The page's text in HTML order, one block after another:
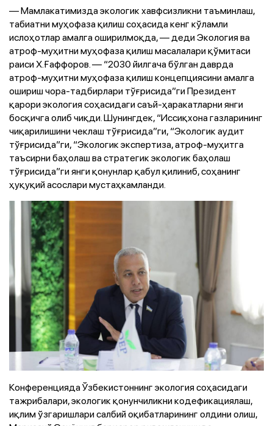
— Мамлакатимизда экологик хавфсизликни таъминлаш,
табиатни муҳофаза қилиш соҳасида кенг кўламли
ислоҳотлар амалга оширилмоқда, — деди Экология ва
атроф-муҳитни муҳофаза қилиш масалалари қўмитаси
раиси Х.Ғаффоров. — “2030 йилгача бўлган даврда
атроф-муҳитни муҳофаза қилиш концепциясини амалга
ошириш чора-тадбирлари тўғрисида”ги Президент
қарори экология соҳасидаги саъй-ҳаракатларни янги
босқичга олиб чиқди. Шунингдек, “Иссиқхона газларининг
чиқарилишини чеклаш тўғрисида”ги, “Экологик аудит
тўғрисида”ги, “Экологик экспертиза, атроф-муҳитга
таъсирни баҳолаш ва стратегик экологик баҳолаш
тўғрисида”ги янги қонунлар қабул қилиниб, соҳанинг
ҳуқуқий асослари мустаҳкамланди.
Конференцияда Ўзбекистоннинг экология соҳасидаги
тажрибалари, экологик қонунчиликни кодефикациялаш,
иқлим ўзгаришлари салбий оқибатларининг олдини олиш,